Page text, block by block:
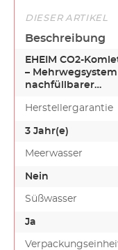
DIESER ARTIKEL
Beschreibung
EHEIM CO2-
–
nachfüllbarer
Aquarien b…
Herstellergarantie
3 Jahr(e)
Meerwasser
Nein
Süßwasser
Ja